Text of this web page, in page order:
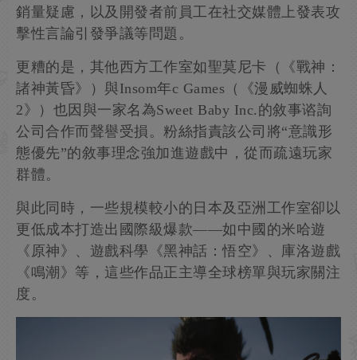
銷量疑慮，以及開發者前員工在社交媒體上發表攻
擊性言論引發爭議等問題。
更糟的是，其他西方工作室如聖莫尼卡（《戰神：
諸神黃昏》）與Insom年c Games（《漫威蜘蛛人
2》）也因與一家名為Sweet Baby Inc.的敘事谘詢
公司合作而聲譽受損。粉絲指責該公司將“意識形
態優先”的敘事理念強加進遊戲中，從而疏遠玩家
群體。
與此同時，一些規模較小的日本及亞洲工作室卻以
更低成本打造出國際級爆款——如中國的米哈遊
《原神》、遊戲科學《黑神話：悟空》、庫洛遊戲
《鳴潮》等，這些作品正主導全球榜單與玩家關注
度。